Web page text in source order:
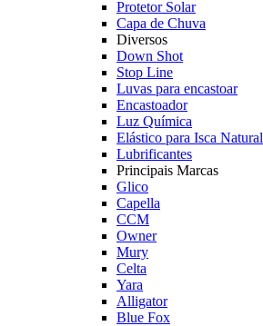
Protetor Solar
Capa de Chuva
Diversos
Down Shot
Stop Line
Luvas para encastoar
Encastoador
Luz Química
Elástico para Isca Natural
Lubrificantes
Principais Marcas
Glico
Capella
CCM
Owner
Mury
Celta
Yara
Alligator
Blue Fox